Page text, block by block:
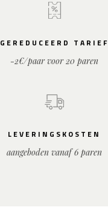
GEREDUCEERD TARIEF
-2€/paar voor 20 paren
LEVERINGSKOSTEN
aangeboden vanaf 6 paren